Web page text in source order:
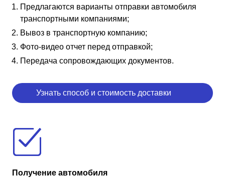
Предлагаются варианты отправки автомобиля
транспортными компаниями;
Вывоз в транспортную компанию;
Фото-видео отчет перед отправкой;
Передача сопровождающих документов.
Узнать способ и стоимость доставки
Получение автомобиля